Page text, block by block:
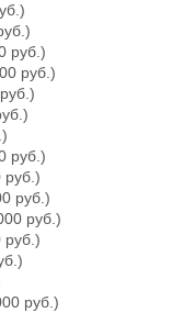
руб.)
руб.)
руб.)
руб.)
руб.)
руб.)
руб.)
руб.)